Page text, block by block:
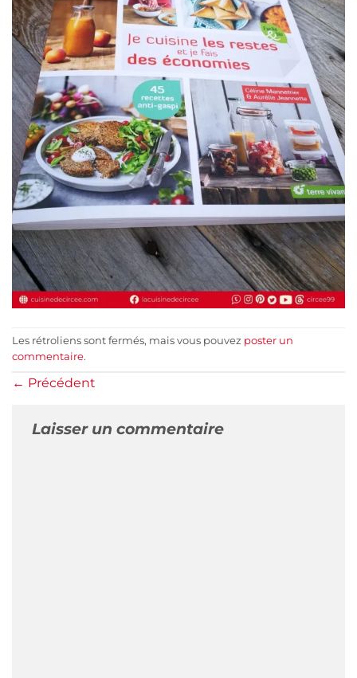
Les rétroliens sont fermés, mais vous pouvez poster un
commentaire.
← Précédent
Laisser un commentaire